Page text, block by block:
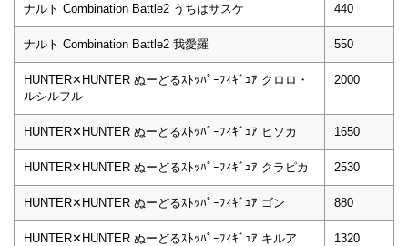
ナルト Combination Battle2 うちはサスケ 440
ナルト Combination Battle2 我愛羅 550
HUNTER✕HUNTER ぬーどるｽﾄｯﾊﾟｰﾌｨｷﾞｭｱ クロロ・
ルシルフル
2000
HUNTER✕HUNTER ぬーどるｽﾄｯﾊﾟｰﾌｨｷﾞｭｱ ヒソカ 1650
HUNTER✕HUNTER ぬーどるｽﾄｯﾊﾟｰﾌｨｷﾞｭｱ クラピカ 2530
HUNTER✕HUNTER ぬーどるｽﾄｯﾊﾟｰﾌｨｷﾞｭｱ ゴン 880
HUNTER✕HUNTER ぬーどるｽﾄｯﾊﾟｰﾌｨｷﾞｭｱ キルア 1320